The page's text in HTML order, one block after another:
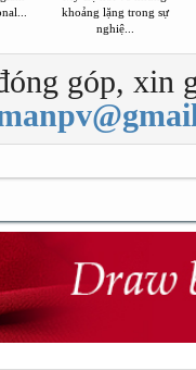
khoảng lặng trong sự
nghiệ...
góp, xin